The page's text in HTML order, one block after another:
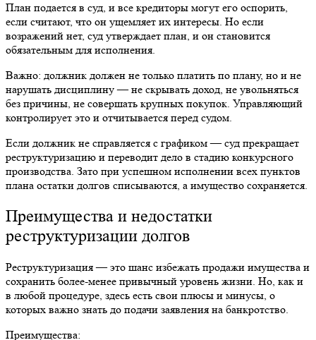
План подается в суд, и все кредиторы могут его оспорить,
если считают, что он ущемляет их интересы. Но если
возражений нет, суд утверждает план, и он становится
обязательным для исполнения.
Важно: должник должен не только платить по плану, но и не
нарушать дисциплину — не скрывать доход, не увольняться
без причины, не совершать крупных покупок. Управляющий
контролирует это и отчитывается перед судом.
Если должник не справляется с графиком — суд прекращает
реструктуризацию и переводит дело в стадию конкурсного
производства. Зато при успешном исполнении всех пунктов
плана остатки долгов списываются, а имущество сохраняется.
Преимущества и недостатки
реструктуризации долгов
Реструктуризация— это шанс избежать продажи имущества и
сохранить более-менее привычный уровень жизни. Но, как и
в любой процедуре, здесь есть свои плюсы и минусы, о
которых важно знать до подачи заявления на банкротство.
Преимущества: